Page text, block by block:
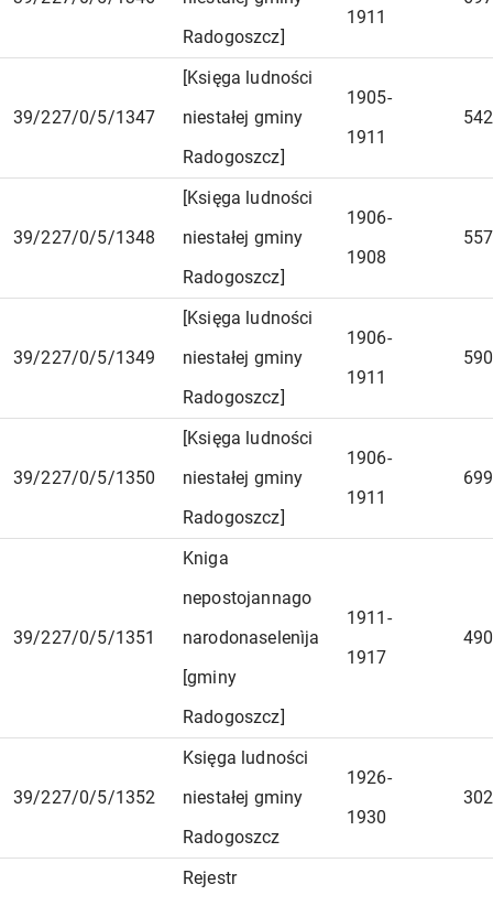
Radogoszcz]
1911
39/227/0/5/1347
[Księga ludności
niestałej gminy
Radogoszcz]
1905-
1911
542
39/227/0/5/1348
[Księga ludności
niestałej gminy
Radogoszcz]
1906-
1908
557
39/227/0/5/1349
[Księga ludności
niestałej gminy
Radogoszcz]
1906-
1911
590
39/227/0/5/1350
[Księga ludności
niestałej gminy
Radogoszcz]
1906-
1911
699
39/227/0/5/1351
Kniga
nepostojannago
narodonaselenìja
[gminy
Radogoszcz]
1911-
1917
490
39/227/0/5/1352
Księga ludności
niestałej gminy
Radogoszcz
1926-
1930
302
Rejestr